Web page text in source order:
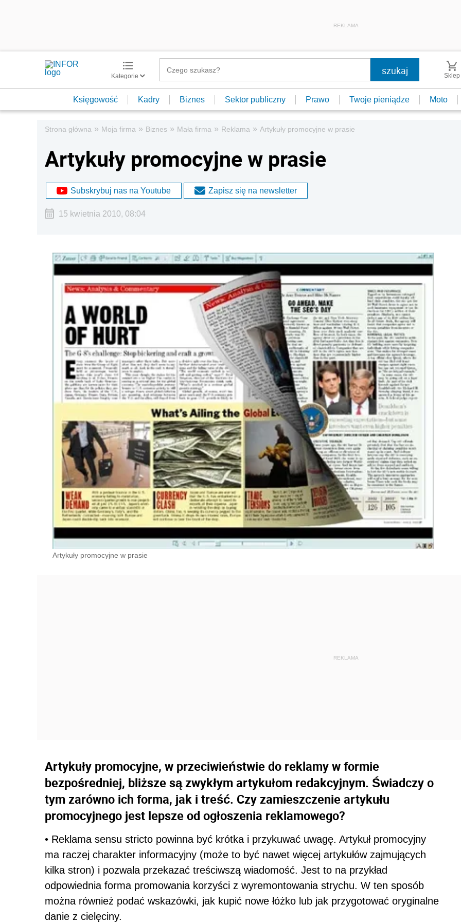
REKLAMA
Kategorie Sklep
Księgowość Kadry Biznes Sektor publiczny Prawo Twoje pieniądze Moto
Strona główna » Moja firma » Biznes » Mała firma » Reklama » Artykuły promocyjne w prasie
Artykuły promocyjne w prasie
Subskrybuj nas na Youtube Zapisz się na newsletter
15 kwietnia 2010, 08:04
Artykuły promocyjne w prasie
Artykuły promocyjne, w przeciwieństwie do reklamy w formie
bezpośredniej, bliższe są zwykłym artykułom redakcyjnym. Świadczy o
tym zarówno ich forma, jak i treść. Czy zamieszczenie artykułu
promocyjnego jest lepsze od ogłoszenia reklamowego?
• Reklama sensu stricto powinna być krótka i przykuwać uwagę. Artykuł promocyjny
ma raczej charakter informacyjny (może to być nawet więcej artykułów zajmujących
kilka stron) i pozwala przekazać treściwszą wiadomość. Jest to na przykład
odpowiednia forma promowania korzyści z wyremontowania strychu. W ten sposób
można również podać wskazówki, jak kupić nowe łóżko lub jak przygotować oryginalne
danie z cielęciny.